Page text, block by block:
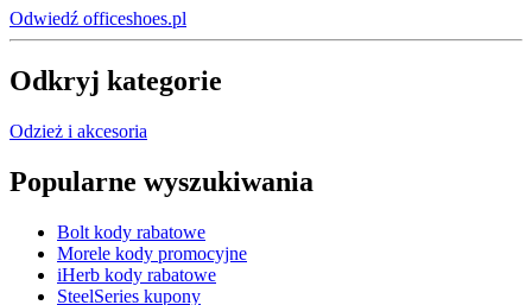
Odwiedź officeshoes.pl
Odkryj kategorie
Odzież i akcesoria
Popularne wyszukiwania
Bolt kody rabatowe
Morele kody promocyjne
iHerb kody rabatowe
SteelSeries kupony